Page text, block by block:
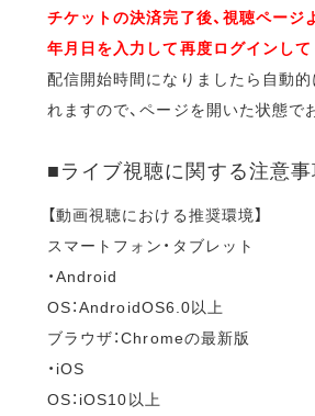
チケットの決済完了後、視聴ページ
年月日を入力して再度ログインして
配信開始時間になりましたら自動
れますので、ページを開いた状態で
■ライブ視聴に関する注意
【動画視聴における推奨環境】
スマートフォン・タブレット
・Android
OS：AndroidOS6.0以上
ブラウザ：Chromeの最新版
・iOS
OS：iOS10以上